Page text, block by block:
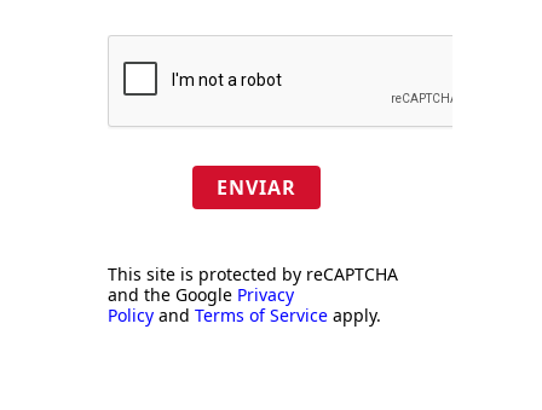
ENVIAR
This site is protected by reCAPTCHA
and the Google Privacy
Policy and Terms of Service apply.